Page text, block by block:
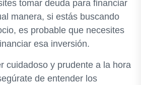
tomar deuda para financiar
manera, si estás buscando
es probable que necesites
esa inversión.
cuidadoso y prudente a la hora
de entender los